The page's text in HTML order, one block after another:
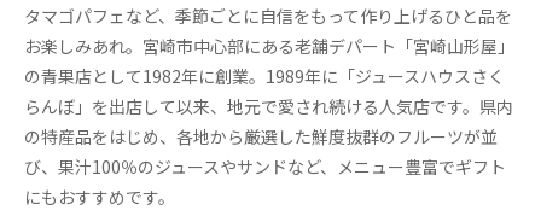
タマゴパフェなど、季節ごとに自信をもって作り上げるひと品を
お楽しみあれ。宮崎市中心部にある老舗デパート「宮崎山形屋」
の青果店として1982年に創業。1989年に「ジュースハウスさく
らんぼ」を出店して以来、地元で愛され続ける人気店です。県内
の特産品をはじめ、各地から厳選した鮮度抜群のフルーツが並
び、果汁100％のジュースやサンドなど、メニュー豊富でギフト
にもおすすめです。